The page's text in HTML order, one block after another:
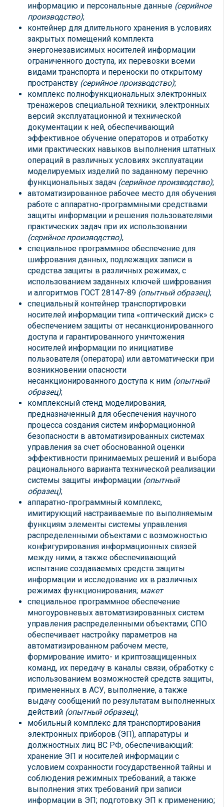
информацию и персональные данные (серийное
производство);
контейнер для длительного хранения в условиях
закрытых помещений комплекта
энергонезависимых носителей информации
ограниченного доступа, их перевозки всеми
видами транспорта и переноски по открытому
пространству (серийное производство);
комплекс полнофункциональных электронных
тренажеров специальной техники, электронных
версий эксплуатационной и технической
документации к ней, обеспечивающий
эффективное обучение операторов и отработку
ими практических навыков выполнения штатных
операций в различных условиях эксплуатации
моделируемых изделий по заданному перечню
функциональных задач (серийное производство);
автоматизированное рабочее место для обучения
работе с аппаратно-программными средствами
защиты информации и решения пользователями
практических задач при их использовании
(серийное производство);
специальное программное обеспечение для
шифрования данных, подлежащих записи в
средства защиты в различных режимах, с
использованием заданных ключей шифрования
и алгоритмов ГОСТ 28147-89 (опытный образец);
специальный контейнер транспортировки
носителей информации типа «оптический диск» с
обеспечением защиты от несанкционированного
доступа и гарантированного уничтожения
носителей информации по инициативе
пользователя (оператора) или автоматически при
возникновении опасности
несанкционированного доступа к ним (опытный
образец);
комплексный стенд моделирования,
предназначенный для обеспечения научного
процесса создания систем информационной
безопасности в автоматизированных системах
управления за счет обоснованной оценки
эффективности принимаемых решений и выбора
рационального варианта технической реализации
системы защиты информации (опытный
образец);
аппаратно-программный комплекс,
имитирующий настраиваемые по выполняемым
функциям элементы системы управления
распределенными объектами с возможностью
конфигурирования информационных связей
между ними, а также обеспечивающий
испытание создаваемых средств защиты
информации и исследование их в различных
режимах функционирования; макет
специальное программное обеспечение
многоуровневых автоматизированных систем
управления распределенными объектами; СПО
обеспечивает настройку параметров на
автоматизированном рабочем месте,
формирование имито- и криптозащищенных
команд, их передачу в каналы связи, обработку с
использованием возможностей средств защиты,
примененных в АСУ, выполнение, а также
выдачу сообщений по результатам выполненных
действий (опытный образец);
мобильный комплекс для транспортирования
электронных приборов (ЭП), аппаратуры и
должностных лиц ВС РФ, обеспечивающий:
хранение ЭП и носителей информации с
условием сохранности государственной тайны и
соблюдения режимных требований, а также
выполнения этих требований при записи
информации в ЭП; подготовку ЭП к применению;